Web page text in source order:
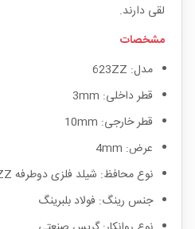
لقی دارند.
مشخصات
مدل: 623ZZ
قطر داخلی: 3mm
قطر خارجی: 10mm
عرض: 4mm
نوع محافظ: شیلد فلزی دوطرفه ZZ
جنس رینگ: فولاد بلبرینگ